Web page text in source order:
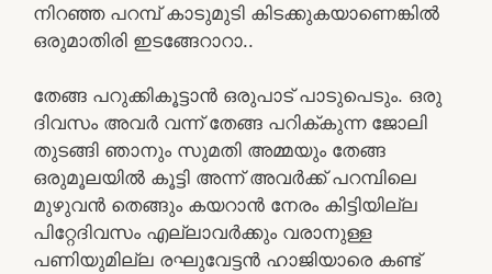
നിറഞ്ഞ പറമ്പ് കാടുമുടി കിടക്കുകയാണെങ്കിൽ
ഒരുമാതിരി ഇടങ്ങേറാറാ..
തേങ്ങ പറുക്കികൂട്ടാൻ ഒരുപാട് പാടുപെടും. ഒരു
ദിവസം അവർ വന്ന് തേങ്ങ പറിക്കുന്ന ജോലി
തുടങ്ങി ഞാനും സുമതി അമ്മയും തേങ്ങ
ഒരുമൂലയിൽ കൂട്ടി അന്ന് അവർക്ക് പറമ്പിലെ
മുഴുവൻ തെങ്ങും കയറാൻ നേരം കിട്ടിയില്ല
പിറ്റേദിവസം എല്ലാവർക്കും വരാനുള്ള
പണിയുമില്ല രഘുവേട്ടൻ ഹാജിയാരെ കണ്ട്